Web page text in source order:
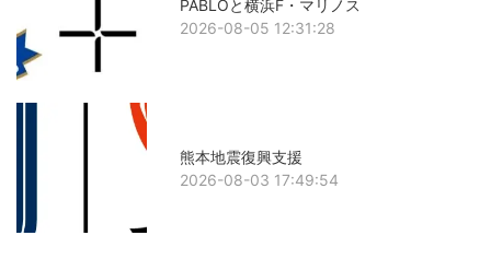
PABLOと横浜F・マリノス
2026-08-05 12:31:28
熊本地震復興支援
2026-08-03 17:49:54